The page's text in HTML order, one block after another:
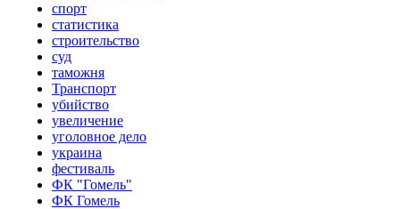
спорт
статистика
строительство
суд
таможня
Транспорт
убийство
увеличение
уголовное дело
украина
фестиваль
ФК "Гомель"
ФК Гомель